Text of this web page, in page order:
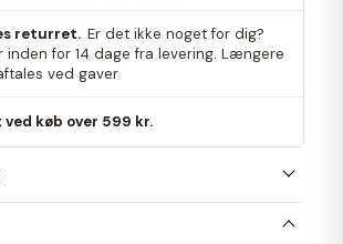
returret. Er det ikke noget for dig?
inden for 14 dage fra levering. Længere
ved gaver
ved køb over 599 kr.